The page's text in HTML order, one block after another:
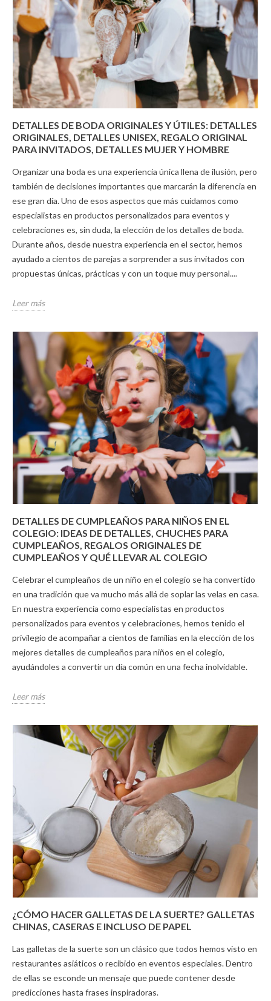
DETALLES DE BODA ORIGINALES Y ÚTILES: DETALLES
ORIGINALES, DETALLES UNISEX, REGALO ORIGINAL
PARA INVITADOS, DETALLES MUJER Y HOMBRE
Organizar una boda es una experiencia única llena de ilusión, pero
también de decisiones importantes que marcarán la diferencia en
ese gran día. Uno de esos aspectos que más cuidamos como
especialistas en productos personalizados para eventos y
celebraciones es, sin duda, la elección de los detalles de boda.
Durante años, desde nuestra experiencia en el sector, hemos
ayudado a cientos de parejas a sorprender a sus invitados con
propuestas únicas, prácticas y con un toque muy personal....
Leer más
DETALLES DE CUMPLEAÑOS PARA NIÑOS EN EL
COLEGIO: IDEAS DE DETALLES, CHUCHES PARA
CUMPLEAÑOS, REGALOS ORIGINALES DE
CUMPLEAÑOS Y QUÉ LLEVAR AL COLEGIO
Celebrar el cumpleaños de un niño en el colegio se ha convertido
en una tradición que va mucho más allá de soplar las velas en casa.
En nuestra experiencia como especialistas en productos
personalizados para eventos y celebraciones, hemos tenido el
privilegio de acompañar a cientos de familias en la elección de los
mejores detalles de cumpleaños para niños en el colegio,
ayudándoles a convertir un día común en una fecha inolvidable.
Leer más
¿CÓMO HACER GALLETAS DE LA SUERTE? GALLETAS
CHINAS, CASERAS E INCLUSO DE PAPEL
Las galletas de la suerte son un clásico que todos hemos visto en
restaurantes asiáticos o recibido en eventos especiales. Dentro
de ellas se esconde un mensaje que puede contener desde
predicciones hasta frases inspiradoras.